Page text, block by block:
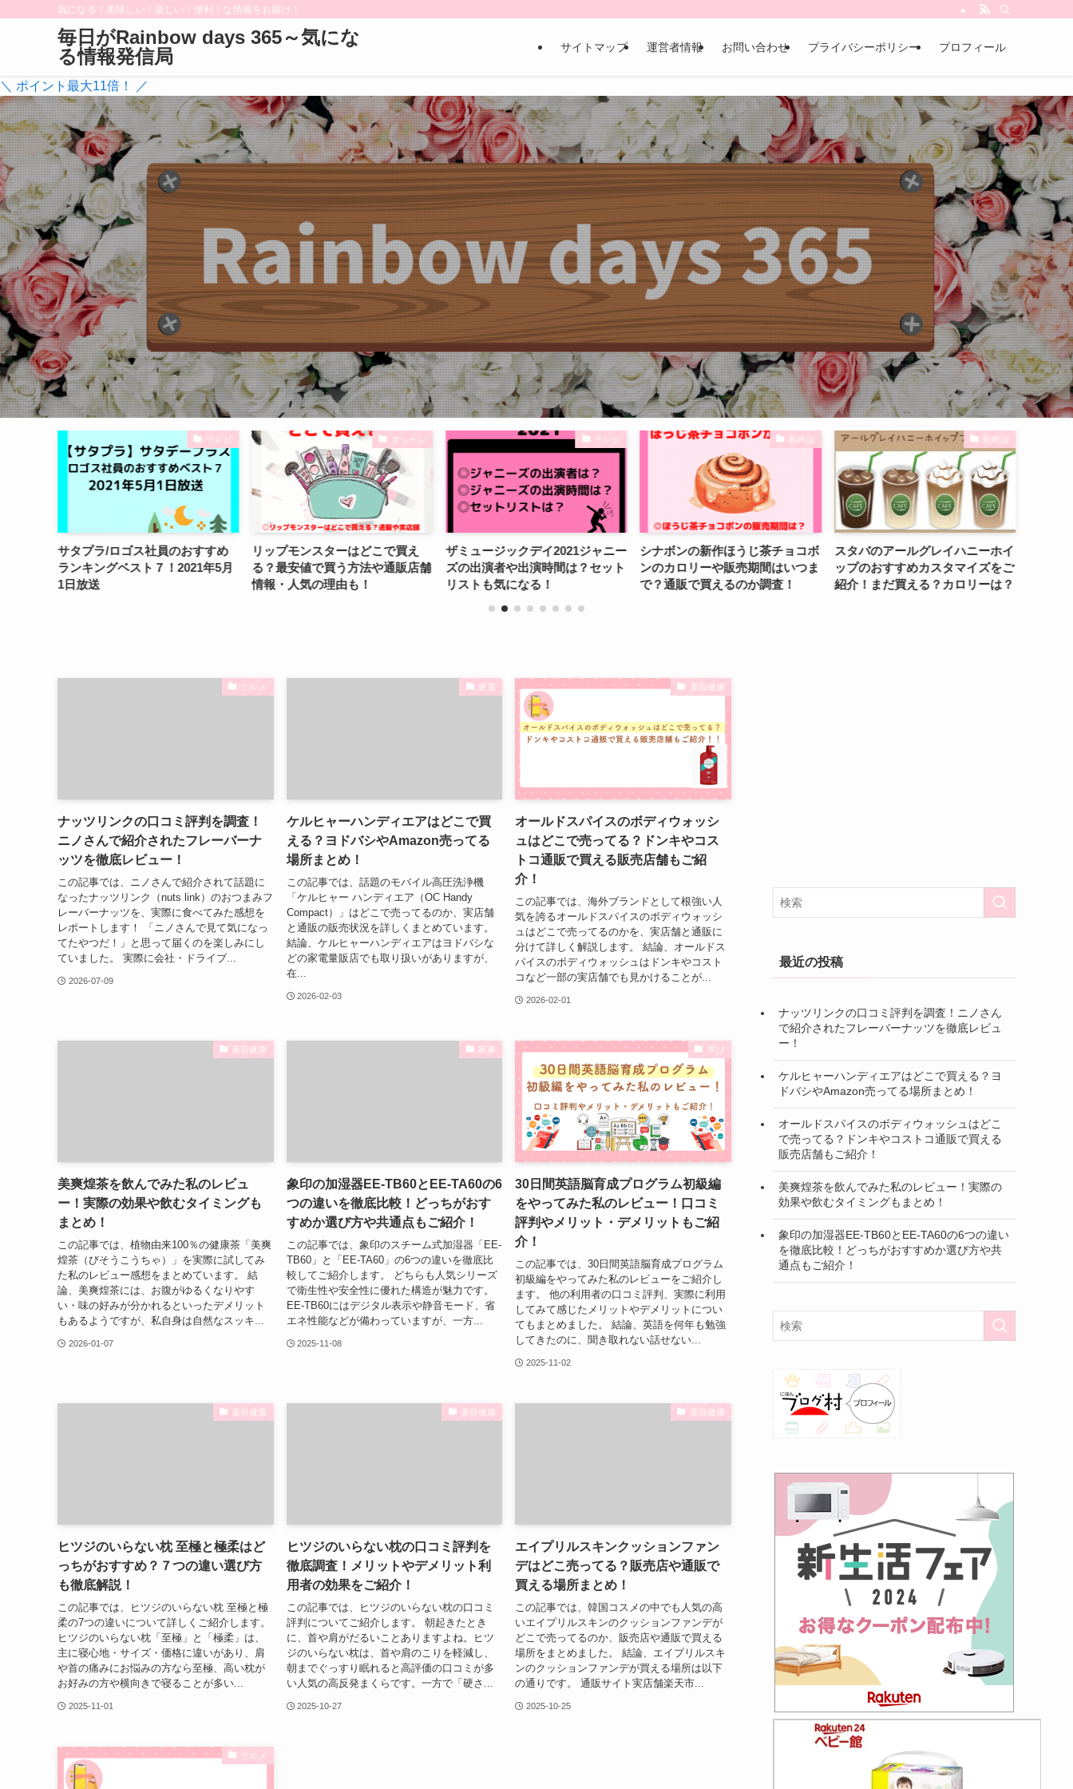
気になる！美味しい！楽しい！便利！な情報をお届け！
毎日がRainbow days 365～気にな
る情報発信局
サイトマップ 運営者情報 お問い合わせ プライバシーポリシー プロフィール
＼ ポイント最大11倍！ ／
テレビ
サタプラ/ロゴス社員のおすすめ
ランキングベスト７！2021年5月
1日放送
オシャレ
リップモンスターはどこで買え
る？最安値で買う方法や通販店舗
情報・人気の理由も！
テレビ
ザミュージックデイ2021ジャニー
ズの出演者や出演時間は？セット
リストも気になる！
新商品
シナボンの新作ほうじ茶チョコボ
ンのカロリーや販売期間はいつま
で？通販で買えるのか調査！
新商品
スタバのアールグレイハニーホイ
ップのおすすめカスタマイズをご
紹介！まだ買える？カロリーは？
グルメ
ナッツリンクの口コミ評判を調査！
ニノさんで紹介されたフレーバーナ
ッツを徹底レビュー！
この記事では、ニノさんで紹介されて話題に
なったナッツリンク（nuts link）のおつまみフ
レーバーナッツを、実際に食べてみた感想を
レポートします！ 「ニノさんで見て気になっ
てたやつだ！」と思って届くのを楽しみにし
ていました。 実際に会社・ドライブ...
2026-07-09
家電
ケルヒャーハンディエアはどこで買
える？ヨドバシやAmazon売ってる
場所まとめ！
この記事では、話題のモバイル高圧洗浄機
「ケルヒャー ハンディエア（OC Handy
Compact）」はどこで売ってるのか、実店舗
と通販の販売状況を詳しくまとめています。
結論、ケルヒャーハンディエアはヨドバシな
どの家電量販店でも取り扱いがありますが、
在...
2026-02-03
美容健康
オールドスパイスのボディウォッシ
ュはどこで売ってる？ドンキやコス
トコ通販で買える販売店舗もご紹
介！
この記事では、海外ブランドとして根強い人
気を誇るオールドスパイスのボディウォッシ
ュはどこで売ってるのかを、実店舗と通販に
分けて詳しく解説します。 結論、オールドス
パイスのボディウォッシュはドンキやコスト
コなど一部の実店舗でも見かけることが...
2026-02-01
美容健康
美爽煌茶を飲んでみた私のレビュ
ー！実際の効果や飲むタイミングも
まとめ！
この記事では、植物由来100％の健康茶「美爽
煌茶（びそうこうちゃ）」を実際に試してみ
た私のレビュー感想をまとめています。 結
論、美爽煌茶には、お腹がゆるくなりやす
い・味の好みが分かれるといったデメリット
もあるようですが、私自身は自然なスッキ...
2026-01-07
家事
象印の加湿器EE-TB60とEE-TA60の6
つの違いを徹底比較！どっちがおす
すめか選び方や共通点もご紹介！
この記事では、象印のスチーム式加湿器「EE-
TB60」と「EE-TA60」の6つの違いを徹底比
較してご紹介します。 どちらも人気シリーズ
で衛生性や安全性に優れた構造が魅力です。
EE-TB60にはデジタル表示や静音モード、省
エネ性能などが備わっていますが、一方...
2025-11-08
学び
30日間英語脳育成プログラム初級編
をやってみた私のレビュー！口コミ
評判やメリット・デメリットもご紹
介！
この記事では、30日間英語脳育成プログラム
初級編をやってみた私のレビューをご紹介し
ます。 他の利用者の口コミ評判、実際に利用
してみて感じたメリットやデメリットについ
てもまとめました。 結論、英語を何年も勉強
してきたのに、聞き取れない話せない...
2025-11-02
美容健康
ヒツジのいらない枕 至極と極柔はど
っちがおすすめ？７つの違い選び方
も徹底解説！
この記事では、ヒツジのいらない枕 至極と極
柔の7つの違いについて詳しくご紹介します。
ヒツジのいらない枕「至極」と「極柔」は、
主に寝心地・サイズ・価格に違いがあり、肩
や首の痛みにお悩みの方なら至極、高い枕が
お好みの方や横向きで寝ることが多い...
2025-11-01
美容健康
ヒツジのいらない枕の口コミ評判を
徹底調査！メリットやデメリット利
用者の効果をご紹介！
この記事では、ヒツジのいらない枕の口コミ
評判についてご紹介します。 朝起きたとき
に、首や肩がだるいことありますよね。ヒツ
ジのいらない枕は、首や肩のこりを軽減し、
朝までぐっすり眠れると高評価の口コミが多
い人気の高反発まくらです。一方で「硬さ...
2025-10-27
美容健康
エイプリルスキンクッションファン
デはどこ売ってる？販売店や通販で
買える場所まとめ！
この記事では、韓国コスメの中でも人気の高
いエイプリルスキンのクッションファンデが
どこで売ってるのか、販売店や通販で買える
場所をまとめました。 結論、エイプリルスキ
ンのクッションファンデが買える場所は以下
の通りです。 通販サイト実店舗楽天市...
2025-10-25
グルメ
最近の投稿
ナッツリンクの口コミ評判を調査！ニノさん
で紹介されたフレーバーナッツを徹底レビュ
ー！
ケルヒャーハンディエアはどこで買える？ヨ
ドバシやAmazon売ってる場所まとめ！
オールドスパイスのボディウォッシュはどこ
で売ってる？ドンキやコストコ通販で買える
販売店舗もご紹介！
美爽煌茶を飲んでみた私のレビュー！実際の
効果や飲むタイミングもまとめ！
象印の加湿器EE-TB60とEE-TA60の6つの違い
を徹底比較！どっちがおすすめか選び方や共
通点もご紹介！